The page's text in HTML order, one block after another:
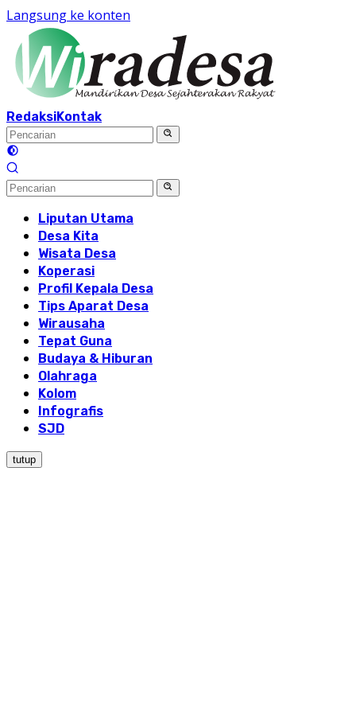
Langsung ke konten
RedaksiKontak
Liputan Utama
Desa Kita
Wisata Desa
Koperasi
Profil Kepala Desa
Tips Aparat Desa
Wirausaha
Tepat Guna
Budaya & Hiburan
Olahraga
Kolom
Infografis
SJD
tutup